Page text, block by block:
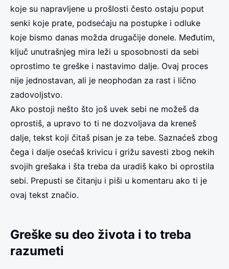
koje su napravljene u prošlosti često ostaju poput
senki koje prate, podsećaju na postupke i odluke
koje bismo danas možda drugačije donele. Međutim,
ključ unutrašnjeg mira leži u sposobnosti da sebi
oprostimo te greške i nastavimo dalje. Ovaj proces
nije jednostavan, ali je neophodan za rast i lično
zadovoljstvo.
Ako postoji nešto što još uvek sebi ne možeš da
oprostiš, a upravo to ti ne dozvoljava da kreneš
dalje, tekst koji čitaš pisan je za tebe. Saznaćeš zbog
čega i dalje osećaš krivicu i grižu savesti zbog nekih
svojih grešaka i šta treba da uradiš kako bi oprostila
sebi. Prepusti se čitanju i piši u komentaru ako ti je
ovaj tekst značio.
Greške su deo života i to treba
razumeti